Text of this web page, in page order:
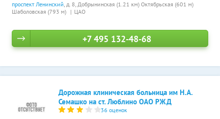
проспект Ленинский, д. 8, Добрынинская (1.21 км) Октябрьская (601 м)
Шаболовская (793 м)
ЦАО
+7 495 132-48-68
Дорожная клиническая больница им Н.А.
Семашко на ст. Люблино ОАО РЖД
36 оценок